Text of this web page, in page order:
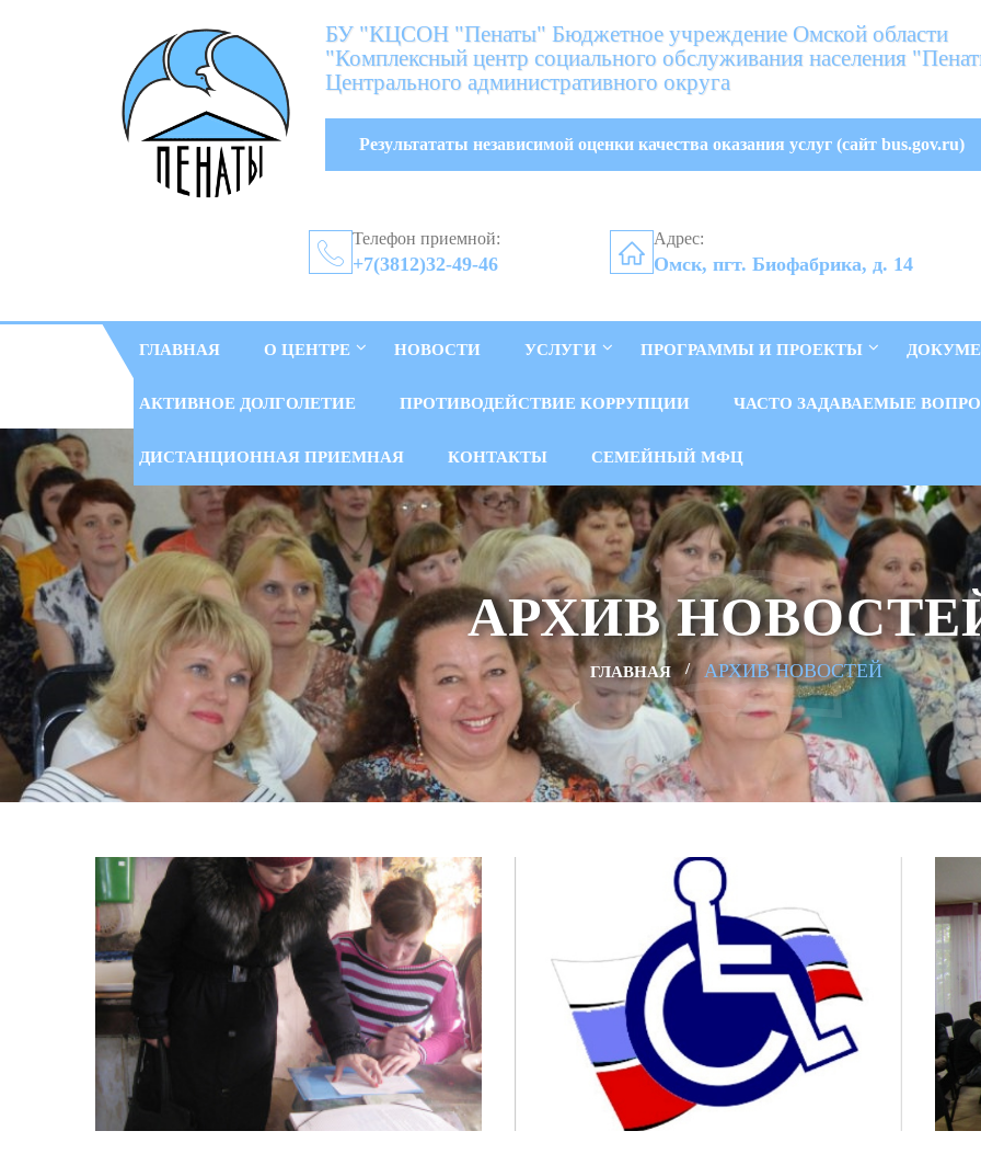
БУ "КЦСОН "Пенаты" Бюджетное учреждение Омской области
"Комплексный центр социального обслуживания населения
Центрального административного округа
Результататы независимой оценки качества оказания услуг (сайт bus.gov.ru)
Телефон приемной:
+7(3812)32-49-46
Адрес:
Омск, пгт. Биофабрика, д. 14
ГЛАВНАЯ О ЦЕНТРЕ НОВОСТИ УСЛУГИ ПРОГРАММЫ И ПРОЕКТЫ
АКТИВНОЕ ДОЛГОЛЕТИЕ ПРОТИВОДЕЙСТВИЕ КОРРУПЦИИ ЧАСТО ЗАДАВАЕМЫЕ
ДИСТАНЦИОННАЯ ПРИЕМНАЯ КОНТАКТЫ СЕМЕЙНЫЙ МФЦ
АРХИВ
ГЛАВНАЯ АРХИВ НОВОСТЕЙ